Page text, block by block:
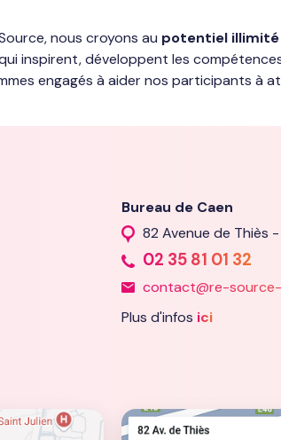
nous croyons au potentiel illimité
inspirent, développent les
engagés à aider nos participants à
Bureau de Caen
82 Avenue de Thiès
02 35 81 01 32
contact@re-
Plus d'infos ici